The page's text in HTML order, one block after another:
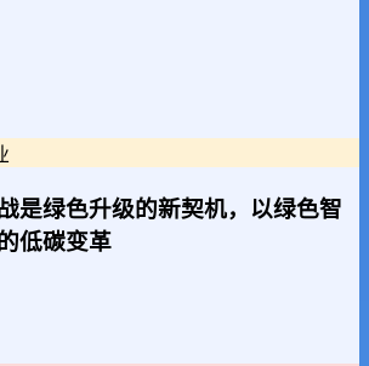
是绿色升级的新契机，以绿色智
低碳变革